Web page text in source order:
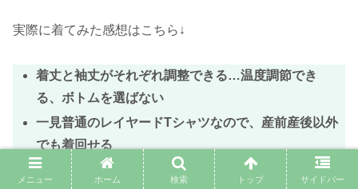
実際に着てみた感想はこちら↓
着丈と袖丈がそれぞれ調整できる…温度調節でき
る、ボトムを選ばない
一見普通のレイヤードTシャツなので、産前産後以外
でも着回せる
お腹周りがゆったりしているので、マタニティ期は
メニュー ホーム 検索 トップ サイドバー